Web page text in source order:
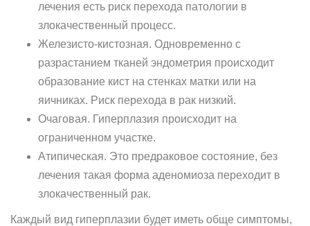
лечения есть риск перехода патологии в
злокачественный процесс.
Железисто-кистозная. Одновременно с
разрастанием тканей эндометрия происходит
образование кист на стенках матки или на
яичниках. Риск перехода в рак низкий.
Очаговая. Гиперплазия происходит на
ограниченном участке.
Атипическая. Это предраковое состояние, без
лечения такая форма аденомиоза переходит в
злокачественный рак.
Каждый вид гиперплазии будет иметь обще симптомы,